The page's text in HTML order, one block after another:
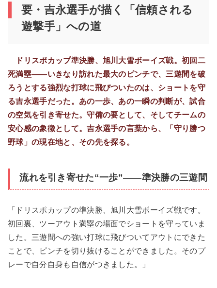
要・吉永選手が描く「信頼される
遊撃手」への道
ドリスポカップ準決勝、旭川大雪ボーイズ戦。初回二
死満塁――いきなり訪れた最大のピンチで、三遊間を破
ろうとする強烈な打球に飛びついたのは、ショートを守
る吉永選手だった。あの一歩、あの一瞬の判断が、試合
の空気を引き寄せた。守備の要として、そしてチームの
安心感の象徴として。吉永選手の言葉から、「守り勝つ
野球」の現在地と、その先を探る。
流れを引き寄せた“一歩”――準決勝の三遊間
「ドリスポカップの準決勝、旭川大雪ボーイズ戦です。
初回裏、ツーアウト満塁の場面でショートを守っていま
した。三遊間への強い打球に飛びついてアウトにできた
ことで、ピンチを切り抜けることができました。そのプ
レーで自分自身も自信がつきました。」